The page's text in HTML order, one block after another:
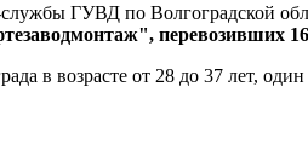
службы ГУВД по Волгоградской
перевозивших
в возрасте от 28 до 37 лет,